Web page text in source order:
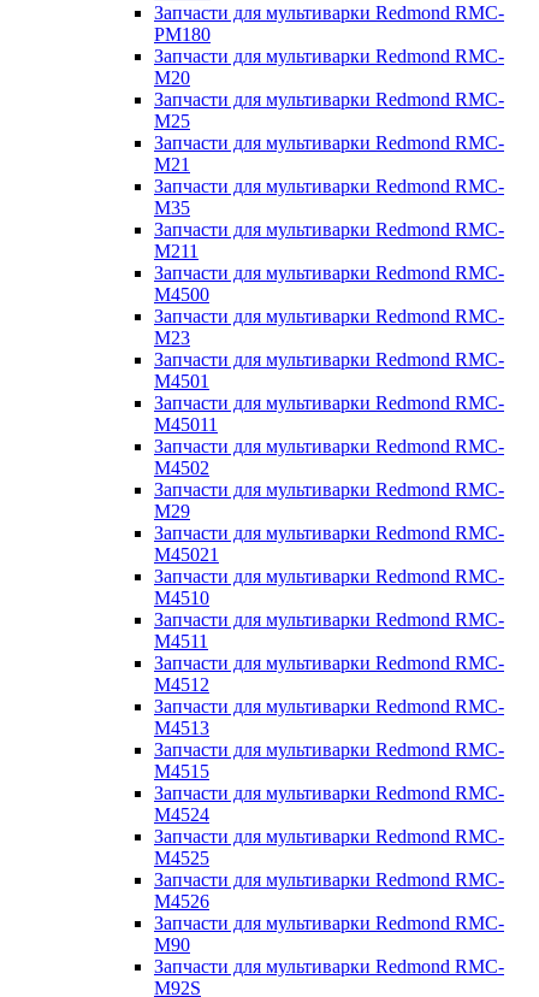
Запчасти для мультиварки Redmond RMC-
PM180
Запчасти для мультиварки Redmond RMC-
M20
Запчасти для мультиварки Redmond RMC-
M25
Запчасти для мультиварки Redmond RMC-
M21
Запчасти для мультиварки Redmond RMC-
M35
Запчасти для мультиварки Redmond RMC-
M211
Запчасти для мультиварки Redmond RMC-
M4500
Запчасти для мультиварки Redmond RMC-
M23
Запчасти для мультиварки Redmond RMC-
M4501
Запчасти для мультиварки Redmond RMC-
M45011
Запчасти для мультиварки Redmond RMC-
M4502
Запчасти для мультиварки Redmond RMC-
M29
Запчасти для мультиварки Redmond RMC-
M45021
Запчасти для мультиварки Redmond RMC-
M4510
Запчасти для мультиварки Redmond RMC-
M4511
Запчасти для мультиварки Redmond RMC-
M4512
Запчасти для мультиварки Redmond RMC-
M4513
Запчасти для мультиварки Redmond RMC-
M4515
Запчасти для мультиварки Redmond RMC-
M4524
Запчасти для мультиварки Redmond RMC-
M4525
Запчасти для мультиварки Redmond RMC-
M4526
Запчасти для мультиварки Redmond RMC-
M90
Запчасти для мультиварки Redmond RMC-
M92S